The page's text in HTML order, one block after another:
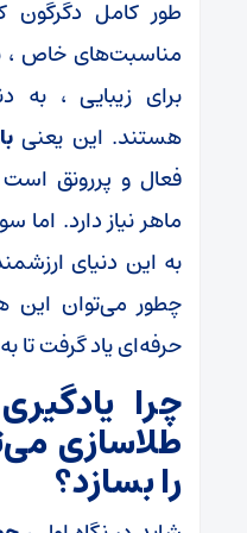
طور کامل
مناسبت‌های خاص ،
برای زیبایی ، به
هستند. این یعنی
فعال و پررونق
ماهر نیاز دارد. اما
به این دنیای
چطور می‌توان این
حرفه‌ای یاد گرفت تا
چرا
طلاسازی
را بسازد؟